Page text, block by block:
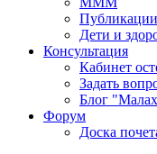
Публикации
Дети и
Консультация
Кабинет
Задать
Блог
Форум
Доска